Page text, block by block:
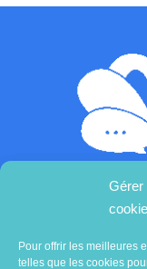
Gérer
Pour offrir les meilleures
telles que les cookies